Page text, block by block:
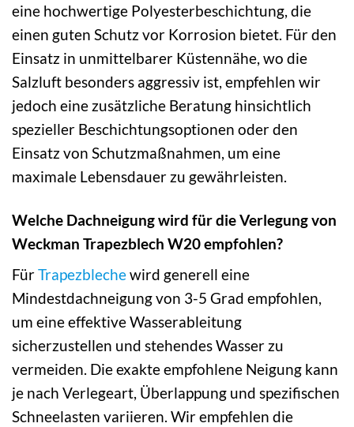
eine hochwertige Polyesterbeschichtung, die
einen guten Schutz vor Korrosion bietet. Für den
Einsatz in unmittelbarer Küstennähe, wo die
Salzluft besonders aggressiv ist, empfehlen wir
jedoch eine zusätzliche Beratung hinsichtlich
spezieller Beschichtungsoptionen oder den
Einsatz von Schutzmaßnahmen, um eine
maximale Lebensdauer zu gewährleisten.
Welche Dachneigung wird für die Verlegung von
Weckman Trapezblech W20 empfohlen?
FürTrapezblechewird generell eine
Mindestdachneigung von 3-5 Grad empfohlen,
um eine effektive Wasserableitung
sicherzustellen und stehendes Wasser zu
vermeiden. Die exakte empfohlene Neigung kann
je nach Verlegeart, Überlappung und spezifischen
Schneelasten variieren. Wir empfehlen die